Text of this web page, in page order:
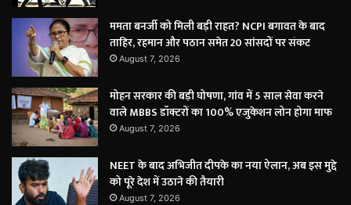
ममता बनर्जी को मिली बड़ी राहत? NCPI बगावत के बाद
ताहिर, रहमान और पठान समेत 20 सांसदों पर संकट
August 7, 2026
मोहन सरकार की बड़ी घोषणा, गांव में 5 साल सेवा करने
वाले MBBS डॉक्टरों का 100% एजुकेशन लोन होगा माफ
August 7, 2026
NEET के बाद अभिजीत दीपके का नया ऐलान, अब इस मुद्दे
को पूरे देश में उठाने की तैयारी
August 7, 2026